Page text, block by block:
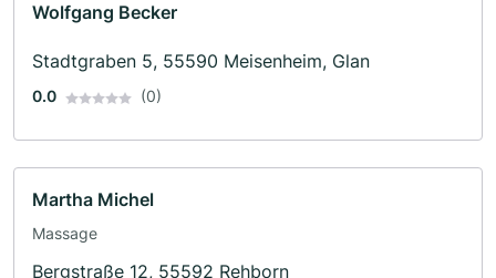
Wolfgang Becker
Stadtgraben 5, 55590 Meisenheim, Glan
0.0 (0)
Martha Michel
Massage
Bergstraße 12, 55592 Rehborn